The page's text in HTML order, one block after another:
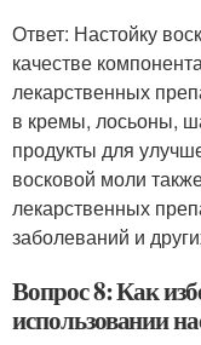
Ответ: Настойку
качестве
лекарственных
в кремы, лосьоны,
продукты для
восковой моли
лекарственных
заболеваний и
Вопрос 8: Как
использовании